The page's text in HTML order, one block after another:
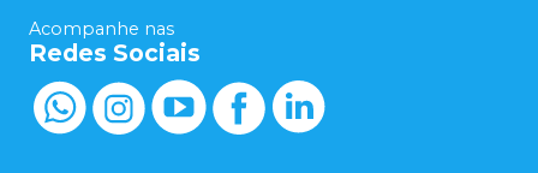
Acompanhe nas
Redes Sociais